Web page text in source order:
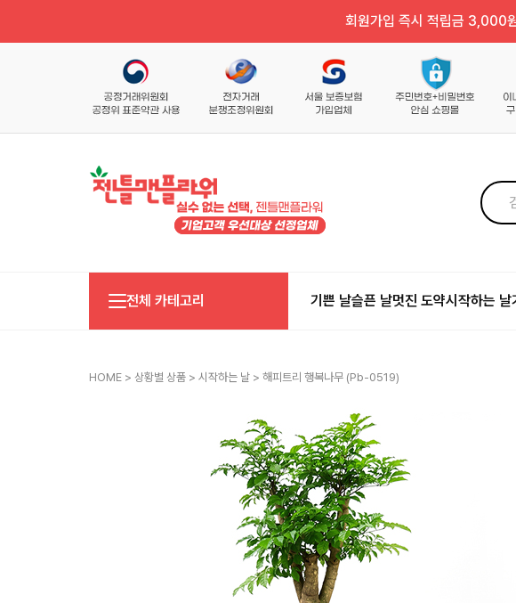
회원가입 즉시 적립금 3,000
전체 카테고리 기쁜 날슬픈 날멋진 도약시작하는 날
HOME > 상황별 상품 > 시작하는 날 > 해피트리 행복나무 (pb-0519)